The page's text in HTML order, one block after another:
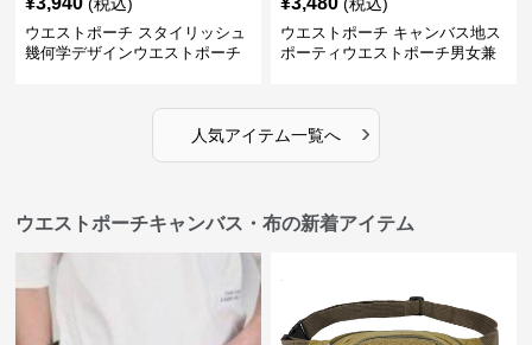
ウエストポーチ スタイリッシュ
幾何学デザインウエストポーチ
ウエストポーチ キャンバス地ス
ポーティウエストポーチ男女兼
人気アイテム一覧へ ›
ウエストポーチキャンバス・布の新着アイテム